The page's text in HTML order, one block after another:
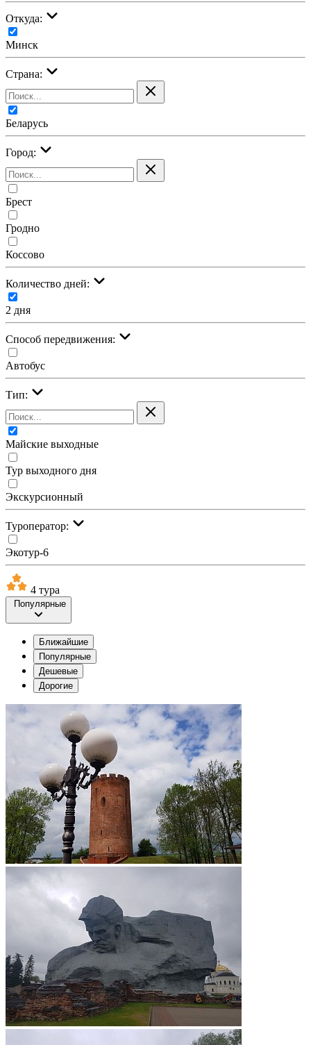
Откуда:
Минск
Страна:
Беларусь
Город:
Брест
Гродно
Коссово
Количество дней:
2 дня
Cпособ передвижения:
Автобус
Тип:
Майские выходные
Тур выходного дня
Экскурсионный
Туроператор:
Экотур-6
4 тура
Популярные
Ближайшие
Популярные
Дешевые
Дорогие